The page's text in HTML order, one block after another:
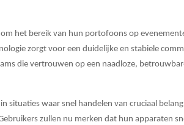
het bereik van hun portofoons op
zorgt voor een duidelijke en stabiele
die vertrouwen op een naadloze,
situaties waar snel handelen van cruciaal
zullen nu merken dat hun apparaten